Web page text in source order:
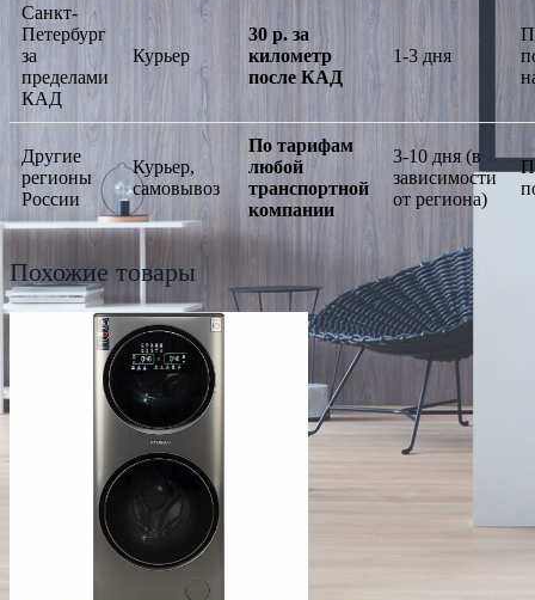
Санкт-
Петербург
за
пределами
КАД
Курьер
30 р. за
километр
после КАД
1-3 дня
Другие
регионы
России
Курьер,
самовывоз
По тарифам
любой
транспортной
компании
3-10 дня (в
зависимости
от региона)
Похожие товары